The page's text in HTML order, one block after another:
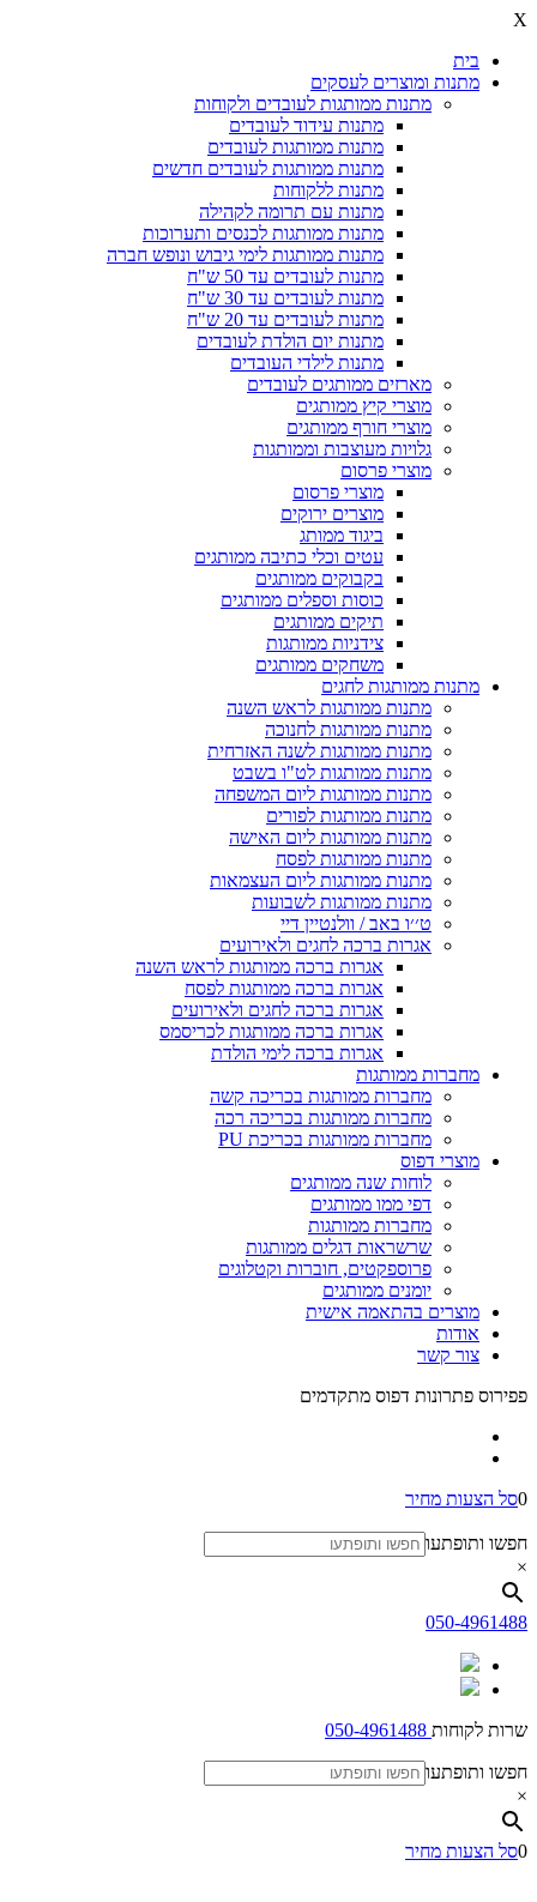
X
בית
מתנות ומוצרים לעסקים
מתנות ממותגות לעובדים ולקוחות
מתנות עידוד לעובדים
מתנות ממותגות לעובדים
מתנות ממותגות לעובדים חדשים
מתנות ללקוחות
מתנות עם תרומה לקהילה
מתנות ממותגות לכנסים ותערוכות
מתנות ממותגות לימי גיבוש ונופש חברה
מתנות לעובדים עד 50 ש"ח
מתנות לעובדים עד 30 ש"ח
מתנות לעובדים עד 20 ש"ח
מתנות יום הולדת לעובדים
מתנות לילדי העובדים
מארזים ממותגים לעובדים
מוצרי קיץ ממותגים
מוצרי חורף ממותגים
גלויות מעוצבות וממותגות
מוצרי פרסום
מוצרי פרסום
מוצרים ירוקים
ביגוד ממותג
עטים וכלי כתיבה ממותגים
בקבוקים ממותגים
כוסות וספלים ממותגים
תיקים ממותגים
צידניות ממותגות
משחקים ממותגים
מתנות ממותגות לחגים
מתנות ממותגות לראש השנה
מתנות ממותגות לחנוכה
מתנות ממותגות לשנה האזרחית
מתנות ממותגות לט"ו בשבט
מתנות ממותגות ליום המשפחה
מתנות ממותגות לפורים
מתנות ממותגות ליום האישה
מתנות ממותגות לפסח
מתנות ממותגות ליום העצמאות
מתנות ממותגות לשבועות
ט׳׳ו באב / וולנטיין דיי
אגרות ברכה לחגים ולאירועים
אגרות ברכה ממותגות לראש השנה
אגרות ברכה ממותגות לפסח
אגרות ברכה לחגים ולאירועים
אגרות ברכה ממותגות לכריסמס
אגרות ברכה לימי הולדת
מחברות ממותגות
מחברות ממותגות בכריכה קשה
מחברות ממותגות בכריכה רכה
מחברות ממותגות בכריכת PU
מוצרי דפוס
לוחות שנה ממותגים
דפי ממו ממותגים
מחברות ממותגות
שרשראות דגלים ממותגות
פרוספקטים, חוברות וקטלוגים
יומנים ממותגים
מוצרים בהתאמה אישית
אודות
צור קשר
פפירוס פתרונות דפוס מתקדמים
0סל הצעות מחיר
חפשו ותופתעו
×
050-4961488
שרות לקוחות
חפשו ותופתעו
×
0סל הצעות מחיר